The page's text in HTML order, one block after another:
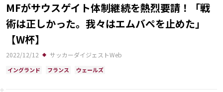
大会について
About
MFがサウスゲイト体制継続を熱烈要請！「戦
術は正しかった。我々はエムバペを止めた」
【W杯】
2022/12/12 サッカーダイジェストWeb
イングランド フランス ウェールズ